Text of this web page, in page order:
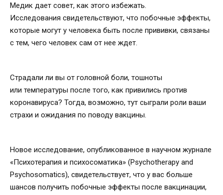
Медик дает совет, как этого избежать.
Исследования свидетельствуют, что побочные эффекты,
которые могут у человека быть после прививки, связаны
с тем, чего человек сам от нее ждет.
Страдали ли вы от головной боли, тошноты
или температуры после того, как привились против
коронавируса? Тогда, возможно, тут сыграли роли ваши
страхи и ожидания по поводу вакцины.
Новое исследование, опубликованное в научном журнале
«Психотерапия и психосоматика» (Psychotherapy and
Psychosomatics), свидетельствует, что у вас больше
шансов получить побочные эффекты после вакцинации,